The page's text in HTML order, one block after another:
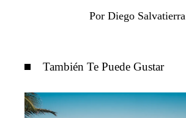
Por Diego Salvatierra
También Te Puede Gustar